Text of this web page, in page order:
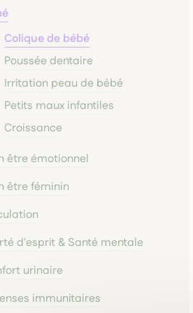
Colique de bébé
Poussée dentaire
Irritation peau de bébé
Petits maux infantiles
Croissance
être émotionnel
être féminin
d'esprit & Santé mentale
urinaire
immunitaires